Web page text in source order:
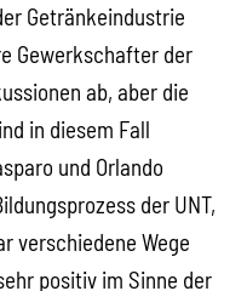
Getränkeindustrie
Gewerkschafter der
ab, aber die
in diesem Fall
und Orlando
der UNT,
verschiedene Wege
positiv im Sinne der